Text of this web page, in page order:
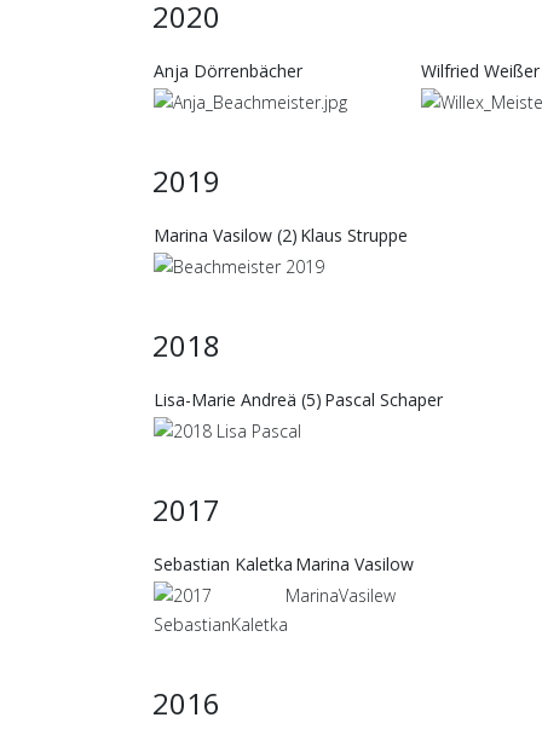
2020
Anja Dörrenbächer Wilfried
2019
Marina Vasilow (2) Klaus Struppe
2018
Lisa-Marie Andreä (5) Pascal Schaper
2017
Sebastian Kaletka Marina Vasilow
2016